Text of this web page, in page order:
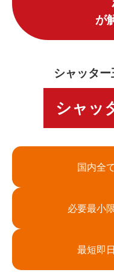
が
シャッタ
シャッ
国内全
必要最小
最短即